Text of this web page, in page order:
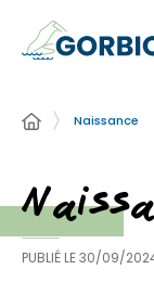
Naissance
PUBLIÉ LE30/09/